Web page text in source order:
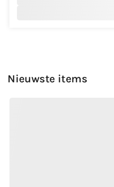
Nieuwste items